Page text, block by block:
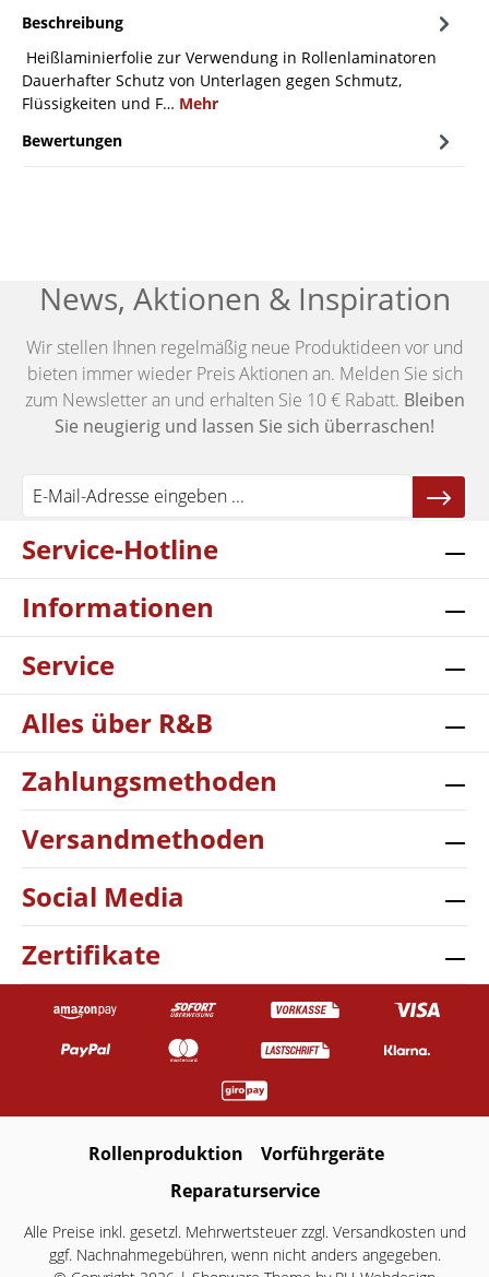
Beschreibung
Heißlaminierfolie zur Verwendung in Rollenlaminatoren
Dauerhafter Schutz von Unterlagen gegen Schmutz,
Flüssigkeiten und F… Mehr
Bewertungen
News, Aktionen & Inspiration
Wir stellen Ihnen regelmäßig neue Produktideen vor und
bieten immer wieder Preis Aktionen an. Melden Sie sich
zum Newsletter an und erhalten Sie 10 € Rabatt. Bleiben
Sie neugierig und lassen Sie sich überraschen!
Service-Hotline
Informationen
Service
Alles über R&B
Zahlungsmethoden
Versandmethoden
Social Media
Zertifikate
Rollenproduktion
Vorführgeräte
Reparaturservice
Alle Preise inkl. gesetzl. Mehrwertsteuer zzgl. Versandkostenund
ggf. Nachnahmegebühren, wenn nicht anders angegeben.